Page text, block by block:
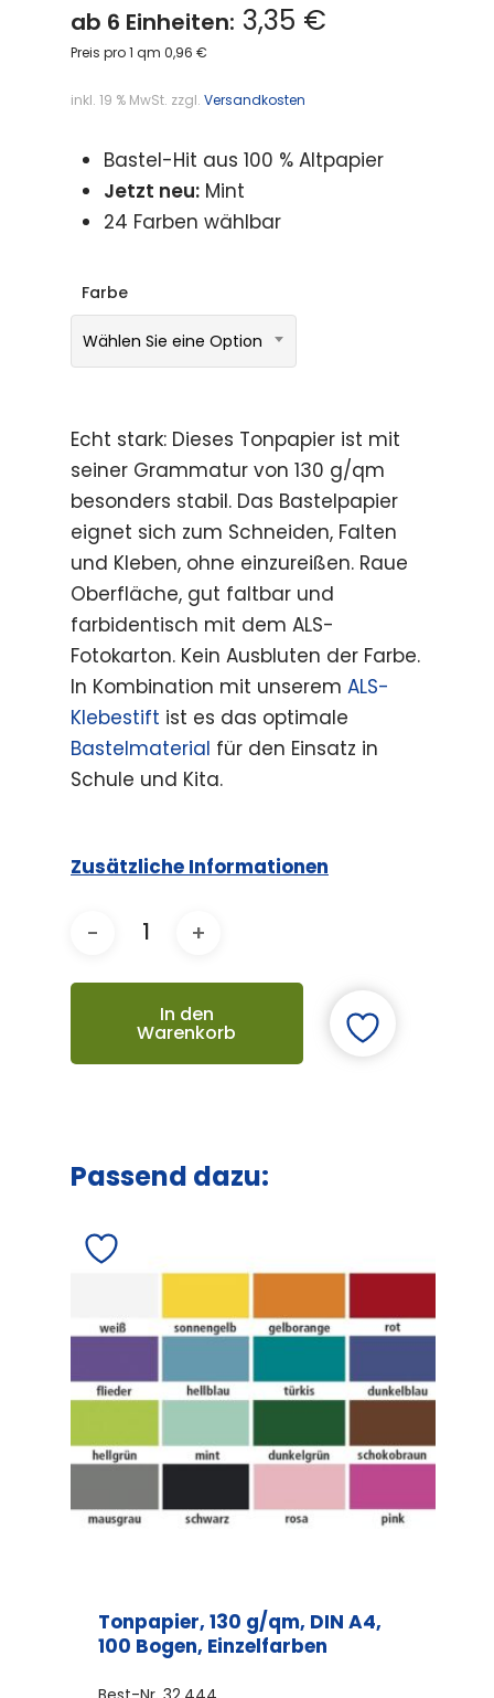
ab 6 Einheiten: 3,35 €
Preis pro 1 qm 0,96 €
inkl. 19 % MwSt. zzgl. Versandkosten
Bastel-Hit aus 100 % Altpapier
Jetzt neu: Mint
24 Farben wählbar
Farbe
Wählen Sie eine Option
Echt stark: Dieses Tonpapier ist mit
seiner Grammatur von 130 g/qm
besonders stabil. Das Bastelpapier
eignet sich zum Schneiden, Falten
und Kleben, ohne einzureißen. Raue
Oberfläche, gut faltbar und
farbidentisch mit dem ALS-
Fotokarton. Kein Ausbluten der Farbe.
In Kombination mit unserem ALS-
Klebestift ist es das optimale
Bastelmaterial für den Einsatz in
Schule und Kita.
Zusätzliche Informationen
In den
Warenkorb
Passend dazu:
Tonpapier, 130 g/qm, DIN A4,
100 Bogen, Einzelfarben